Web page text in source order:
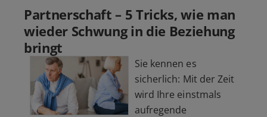
Partnerschaft – 5 Tricks, wie man
wieder Schwung in die Beziehung
bringt
Sie kennen es
sicherlich: Mit der Zeit
wird Ihre einstmals
aufregende